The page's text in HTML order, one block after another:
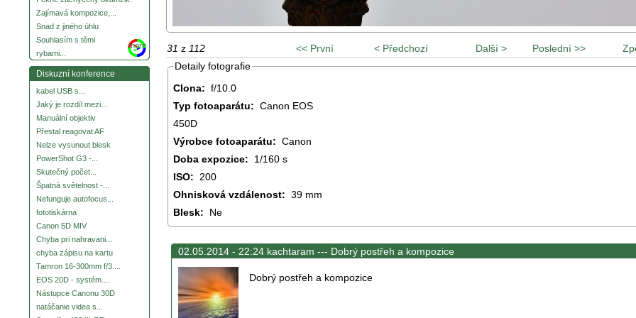
Zajímavá kompozice,...
Snad z jiného úhlu
Souhlasím s těmi
rybami...
more
Diskuzní konference
kabel USB s...
Jaký je rozdíl mezi...
Manuální objektiv
Přestal reagovat AF
Nelze vysunout blesk
PowerShot G3 -...
Skutečný počet...
Špatná světelnost -...
Nefunguje autofocus...
fototiskárna
Canon 5D MIV
Chyba pri nahravani...
chyba zápisu na kartu
Tamron 16-300mm f/3....
EOS 20D - systém....
Nástupce Canonu 30D
natáčanie videa s...
31 z 112 << První < Předchozí Další > Poslední >>
Detaily fotografie
Clona: f/10.0
Typ fotoaparátu:
450D
Výrobce fotoaparátu: Canon
Doba expozice:
1/160 s
ISO:
200
Ohnisková vzdálenost: 39 mm
Blesk:
Ne
02.05.2014 - 22:24 kachtaram --- Dobrý postřeh a kompozice
Dobrý postřeh a kompozice